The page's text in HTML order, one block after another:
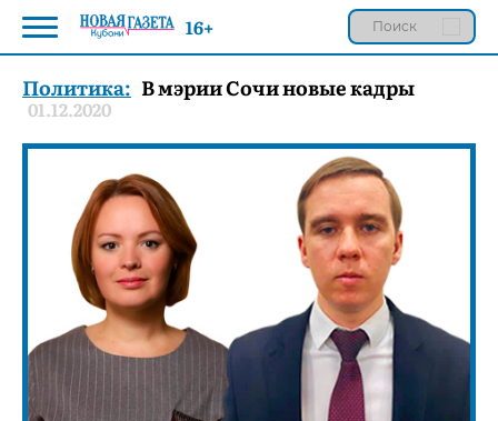
Политика: В мэрии Сочи новые кадры
01.12.2020
16+